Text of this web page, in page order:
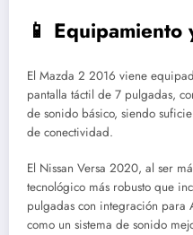
📱 Equipamiento
El Mazda 2 2016 viene
pantalla táctil de 7 pulgadas,
de sonido básico, siendo
de conectividad.
El Nissan Versa 2020, al ser
tecnológico más robusto que
pulgadas con integración para
como un sistema de sonido